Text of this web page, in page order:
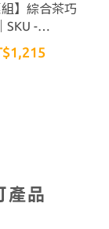
組】綜合茶巧
SKU -
產品